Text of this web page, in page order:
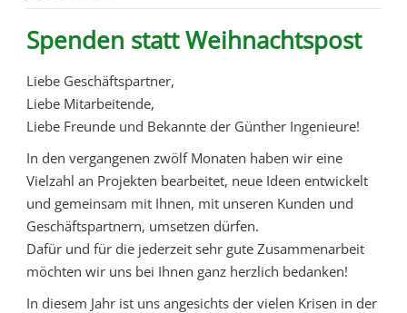
Spenden statt Weihnachtspost
Liebe Geschäftspartner,
Liebe Mitarbeitende,
Liebe Freunde und Bekannte der Günther Ingenieure!
In den vergangenen zwölf Monaten haben wir eine
Vielzahl an Projekten bearbeitet, neue Ideen entwickelt
und gemeinsam mit Ihnen, mit unseren Kunden und
Geschäftspartnern, umsetzen dürfen.
Dafür und für die jederzeit sehr gute Zusammenarbeit
möchten wir uns bei Ihnen ganz herzlich bedanken!
In diesem Jahr ist uns angesichts der vielen Krisen in der